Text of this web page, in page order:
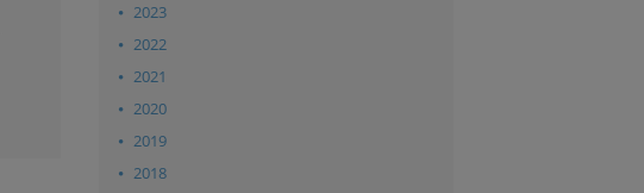
2023
2022
2021
2020
2019
2018